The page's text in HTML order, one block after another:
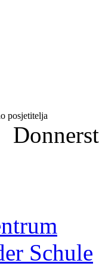
posjetitelja
Schule